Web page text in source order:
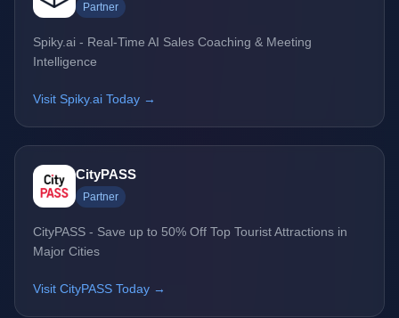
Partner
Spiky.ai - Real-Time AI Sales Coaching & Meeting
Intelligence
Visit Spiky.ai Today →
CityPASS
Partner
CityPASS - Save up to 50% Off Top Tourist Attractions in
Major Cities
Visit CityPASS Today →